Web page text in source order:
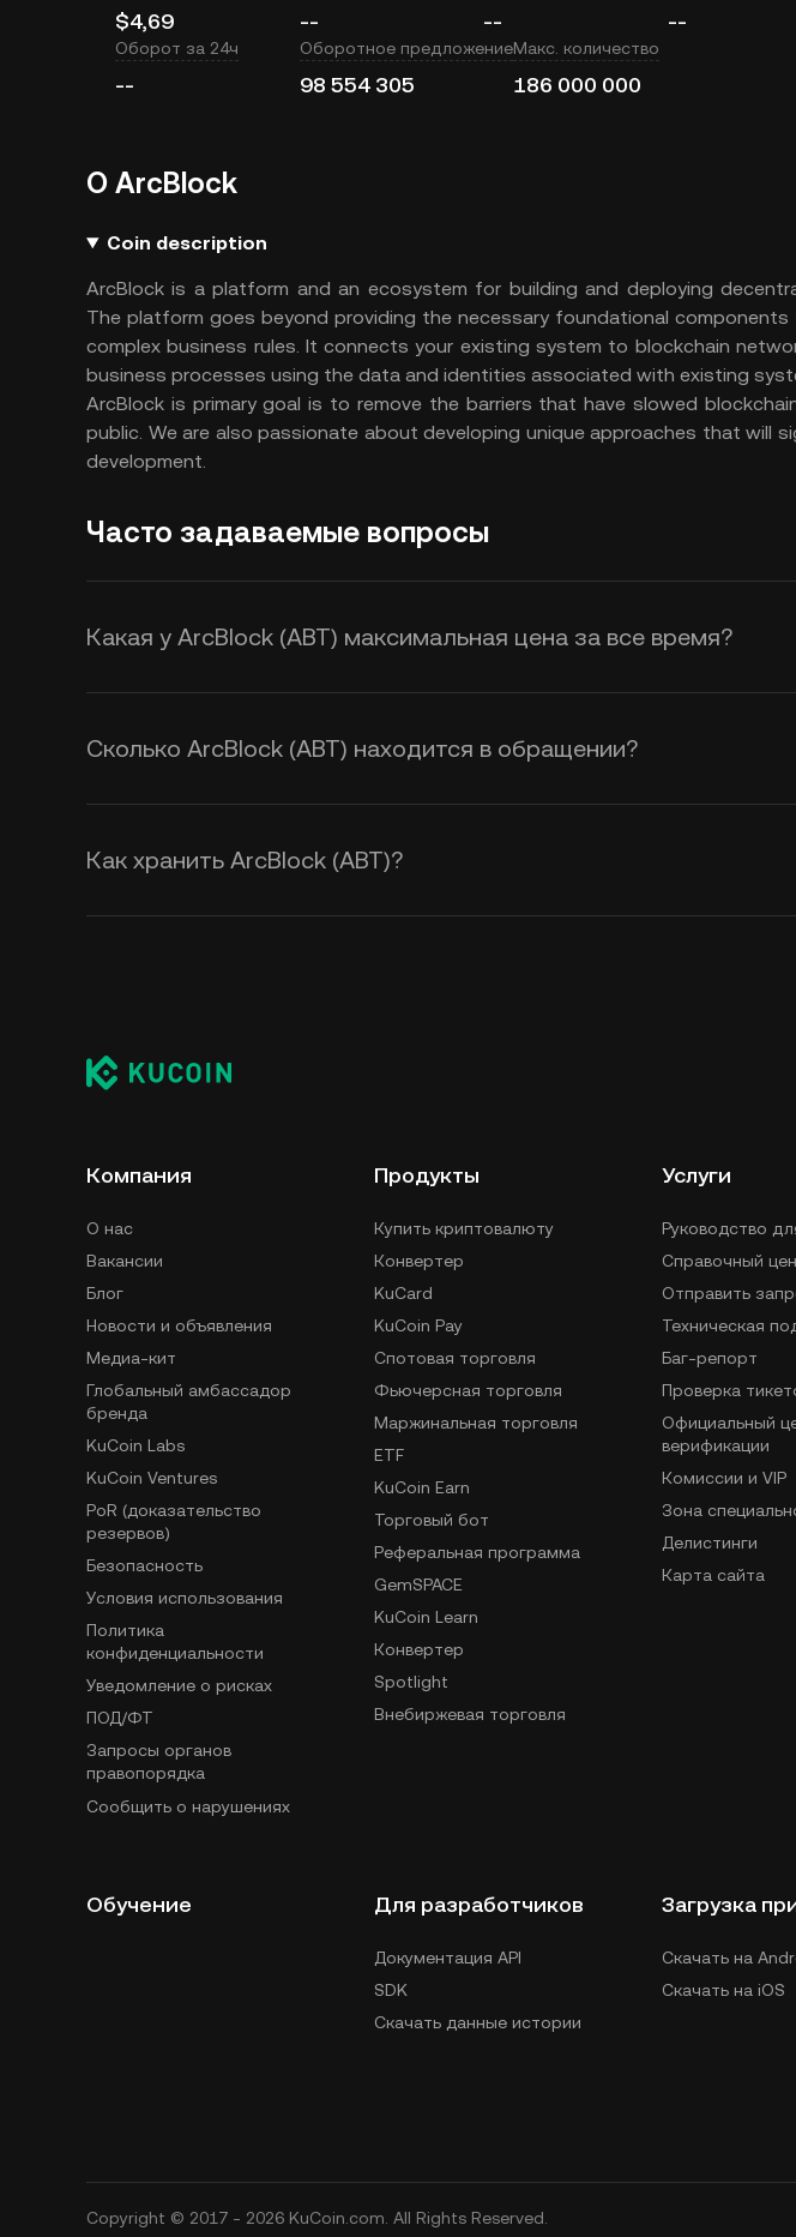
$4,69 -- -- --
Оборот за 24ч
--
Оборотное предложение
98 554 305
Макс. количество
186 000 000
О ArcBlock
Coin description
ArcBlock is a platform and an ecosystem for building and deploying
The platform goes beyond providing the necessary foundational
complex business rules. It connects your existing system to blockchain
business processes using the data and identities associated with existing
ArcBlock is primary goal is to remove the barriers that have slowed
public. We are also passionate about developing unique approaches that will
development.
Часто задаваемые вопросы
Какая у ArcBlock (ABT) максимальная цена за все время?
Сколько ArcBlock (ABT) находится в обращении?
Как хранить ArcBlock (ABT)?
Компания
О нас
Вакансии
Блог
Новости и объявления
Медиа-кит
Глобальный амбассадор
бренда
KuCoin Labs
KuCoin Ventures
PoR (доказательство
резервов)
Безопасность
Условия использования
Политика
конфиденциальности
Уведомление о рисках
ПОД/ФТ
Запросы органов
правопорядка
Сообщить о нарушениях
Продукты
Купить криптовалюту
Конвертер
KuCard
KuCoin Pay
Спотовая торговля
Фьючерсная торговля
Маржинальная торговля
ETF
KuCoin Earn
Торговый бот
Реферальная программа
GemSPACE
KuCoin Learn
Конвертер
Spotlight
Внебиржевая торговля
Услуги
Руководство
Справочный
Отправить
Техническая
Баг-репорт
Проверка
Официальный
верификации
Комиссии и VIP
Зона
Делистинги
Карта сайта
Обучение Для разработчиков
Документация API
SDK
Скачать данные истории
Загрузка
Скачать на
Скачать на iOS
Copyright © 2017 - 2026 KuCoin.com. All Rights Reserved.